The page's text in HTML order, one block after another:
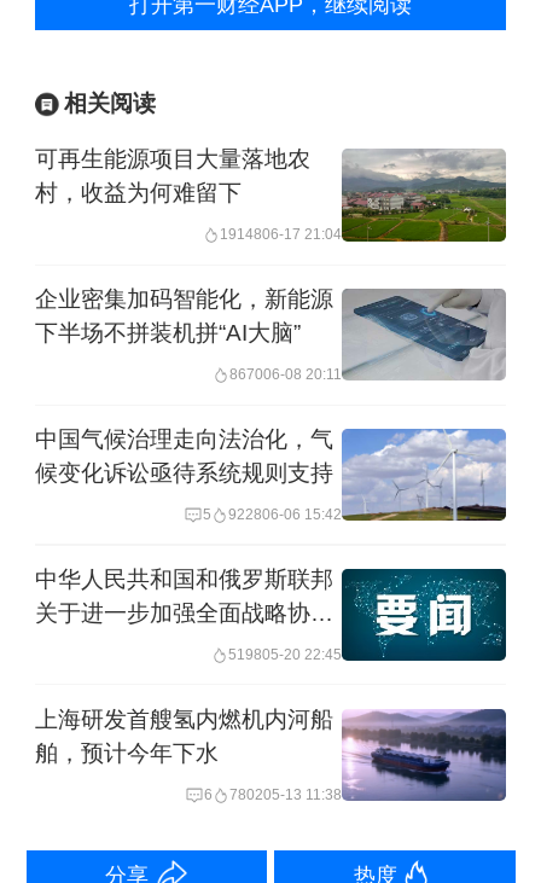
阿斯利康亚太区可持续采购项目负责人
降81.6%的基础上，对供应商提出两项
硬性要求：承诺科学碳目标（SBTi）与
采购额900万以上的供应商有95%已达
标，下一步将推广至200万以上合作企
OATLY大中华区可持续发展负责人林春
燕分享了食品行业的“分类别、分专业、
分步骤”管理策略。
林春燕表示，由于不同作物和包材的可
款直接嵌入采购合同，实行“一票否决
制”，并联动利乐等包材企业共建回收体
为：“对供应商既要提要求，也要给方
打开第一财经APP，继续阅读
相关阅读
可再生能源项目大量落地农
村，收益为何难留下
1914806-17 21:04
企业密集加码智能化，新能源
下半场不拼装机拼“AI大脑”
867006-08 20:11
中国气候治理走向法治化，气
候变化诉讼亟待系统规则支持
5 922806-06 15:42
中华人民共和国和俄罗斯联邦
关于进一步加强全面战略协
作、深化睦邻友好合作的联合
519805-20 22:45
上海研发首艘氢内燃机内河船
舶，预计今年下水
6 780205-13 11:38
分享 热度